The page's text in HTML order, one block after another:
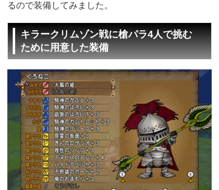
るので装備してみました。
キラークリムゾン戦に槍パラ4人で挑む
ために用意した装備